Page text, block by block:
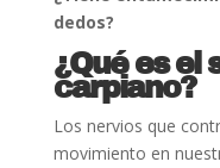
dedos?
¿Qué es el
carpiano?
Los nervios que
movimiento en